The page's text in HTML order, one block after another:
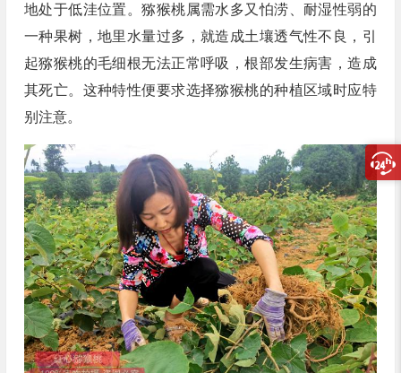
地处于低洼位置。猕猴桃属需水多又怕涝、耐湿性弱的
一种果树，地里水量过多，就造成土壤透气性不良，引
起猕猴桃的毛细根无法正常呼吸，根部发生病害，造成
其死亡。这种特性便要求选择猕猴桃的种植区域时应特
别注意。